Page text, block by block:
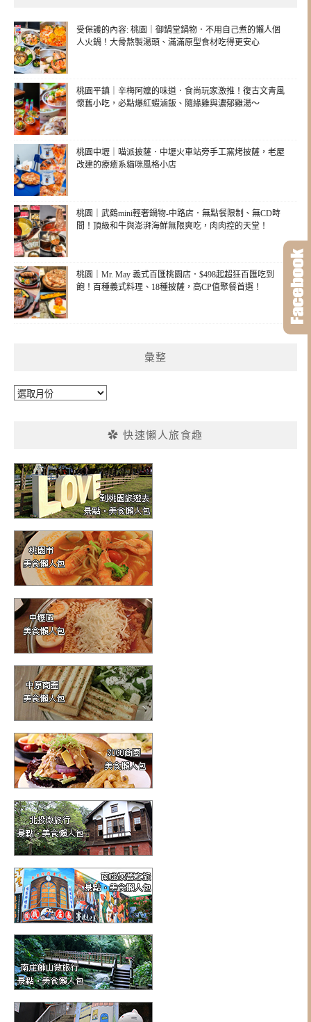
受保護的內容: 桃園｜御鍋堂鍋物．不用自己煮的懶人個
人火鍋！大骨熬製湯頭、滿滿原型食材吃得更安心
桃園平鎮｜辛梅阿嬤的味道．食尚玩家激推！復古文青風
懷舊小吃，必點爆紅蝦滷飯、隨緣雞與濃郁雞湯～
桃園中壢｜喵派披薩．中壢火車站旁手工窯烤披薩，老屋
改建的療癒系貓咪風格小店
桃園｜武鶴mini輕奢鍋物-中路店．無點餐限制、無CD時
間！頂級和牛與澎湃海鮮無限爽吃，肉肉控的天堂！
桃園｜Mr. May 義式百匯桃園店．$498起超狂百匯吃到
飽！百種義式料理、18種披薩，高CP值聚餐首選！
彙整
彙
✿ 快速懶人旅食趣